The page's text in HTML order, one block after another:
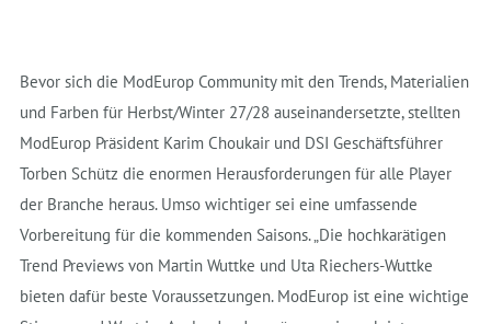
Bevor sich die ModEurop Community mit den Trends, Materialien
und Farben für Herbst/Winter 27/28 auseinandersetzte, stellten
ModEurop Präsident Karim Choukair und DSI Geschäftsführer
Torben Schütz die enormen Herausforderungen für alle Player
der Branche heraus. Umso wichtiger sei eine umfassende
Vorbereitung für die kommenden Saisons. „Die hochkarätigen
Trend Previews von Martin Wuttke und Uta Riechers-Wuttke
bieten dafür beste Voraussetzungen. ModEurop ist eine wichtige